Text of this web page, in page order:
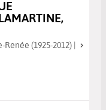
(1925-2012) |